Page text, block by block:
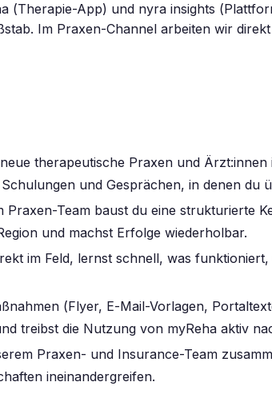
(Therapie-App) und nyra insights
Im Praxen-Channel arbeiten wir
therapeutische Praxen und
und Gesprächen, in denen du
Praxen-Team baust du eine strukturierte
und machst Erfolge wiederholbar.
im Feld, lernst schnell, was
(Flyer, E-Mail-Vorlagen,
treibst die Nutzung von myReha aktiv
Praxen- und Insurance-Team
ineinandergreifen.